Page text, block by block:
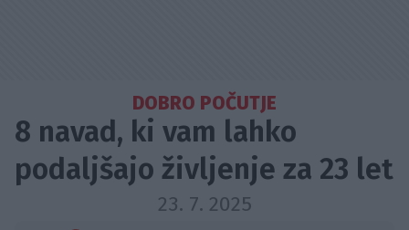
DOBRO POČUTJE
8 navad, ki vam lahko
podaljšajo življenje za 23 let
23. 7. 2025